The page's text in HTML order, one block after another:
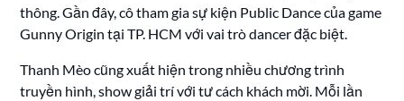
thông. Gần đây, cô tham gia sự kiện Public Dance của game
Gunny Origin tại TP. HCM với vai trò dancer đặc biệt.
Thanh Mèo cũng xuất hiện trong nhiều chương trình
truyền hình, show giải trí với tư cách khách mời. Mỗi lần